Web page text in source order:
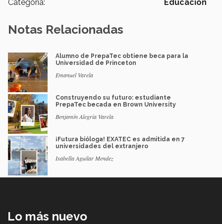
Categoría: Educación
Notas Relacionadas
Alumno de PrepaTec obtiene beca para la
Universidad de Princeton
Emanuel Varela
Construyendo su futuro: estudiante
PrepaTec becada en Brown University
Benjamín Alegría Varela
¡Futura bióloga! EXATEC es admitida en 7
universidades del extranjero
Isabella Aguilar Mendez
Lo más nuevo